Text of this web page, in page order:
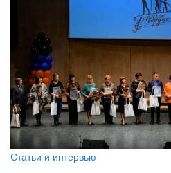
Статьи и интервью